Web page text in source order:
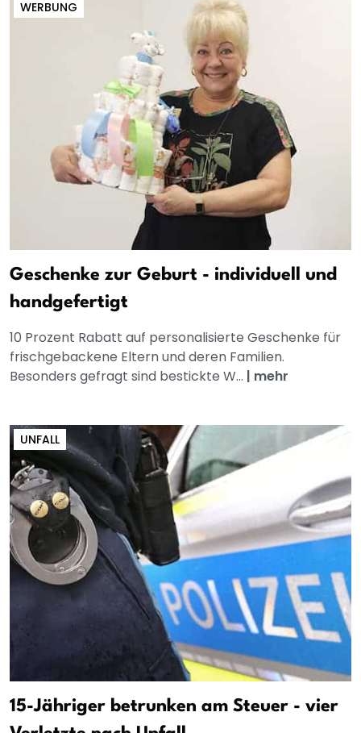
WERBUNG
Geschenke zur Geburt - individuell und
handgefertigt
10 Prozent Rabatt auf personalisierte Geschenke für
frischgebackene Eltern und deren Familien.
Besonders gefragt sind bestickte W... | mehr
UNFALL
15-Jähriger betrunken am Steuer - vier